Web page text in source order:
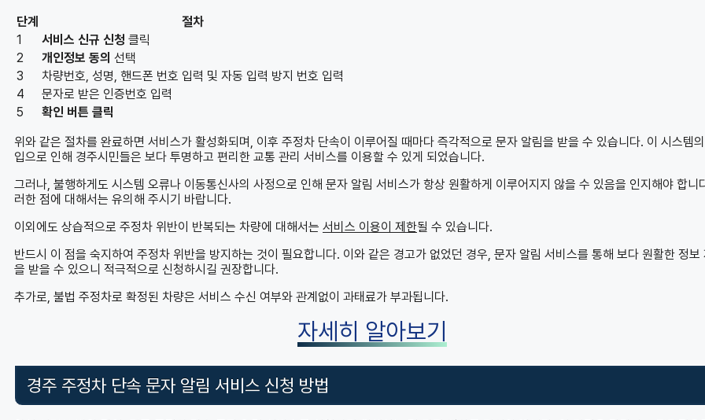
단계
절차
1
서비스 신규 신청 클릭
2
개인정보 동의 선택
3
차량번호, 성명, 핸드폰 번호 입력 및 자동 입력 방지 번호 입력
4
문자로 받은 인증번호 입력
5
확인 버튼 클릭
위와 같은 절차를 완료하면 서비스가 활성화되며, 이후 주정차 단속이 이루어질 때마다 즉각적으로 문자 알림을 받을 수 있습니다. 이 시스템
입으로 인해 경주시민들은 보다 투명하고 편리한 교통 관리 서비스를 이용할 수 있게 되었습니다.
그러나, 불행하게도 시스템 오류나 이동통신사의 사정으로 인해 문자 알림 서비스가 항상 원활하게 이루어지지 않을 수 있음을 인지해야 합니
러한 점에 대해서는 유의해 주시기 바랍니다.
이외에도 상습적으로 주정차 위반이 반복되는 차량에 대해서는 서비스 이용이 제한될 수 있습니다.
반드시 이 점을 숙지하여 주정차 위반을 방지하는 것이 필요합니다. 이와 같은 경고가 없었던 경우, 문자 알림 서비스를 통해 보다 원활한 정보
을 받을 수 있으니 적극적으로 신청하시길 권장합니다.
추가로, 불법 주정차로 확정된 차량은 서비스 수신 여부와 관계없이 과태료가 부과됩니다.
자세히 알아보기
경주 주정차 단속 문자 알림 서비스 신청 방법